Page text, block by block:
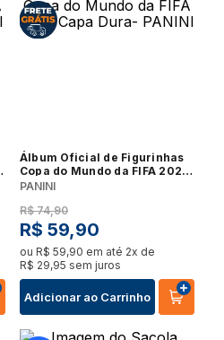
Álbum Oficial de Figurinhas
Copa do Mundo da FIFA 2026
Capa Dura- PANINI
PANINI
R$ 74,90
R$ 59,90
ou R$ 59,90 em até 2x de
R$ 29,95 sem juros
Adicionar ao Carrinho